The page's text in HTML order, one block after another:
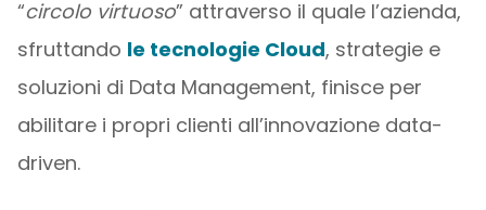
“circolo virtuoso” attraverso il quale l’azienda,
sfruttando le tecnologie Cloud, strategie e
soluzioni di Data Management, finisce per
abilitare i propri clienti all’innovazione data-
driven.